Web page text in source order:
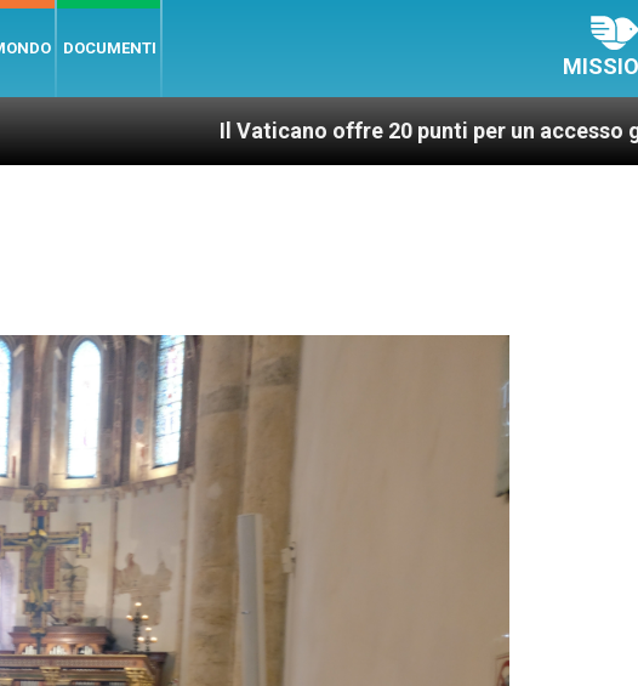
DOCUMENTI
Il Vaticano offre 20 punti per un accesso giusto ed